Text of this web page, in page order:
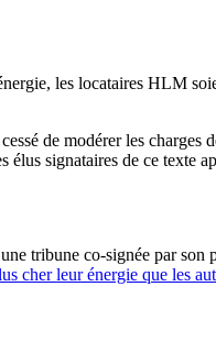
les locataires HLM
de modérer les
signataires de ce texte
tribune co-signée par
cher leur énergie que les